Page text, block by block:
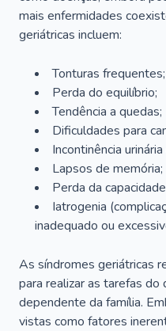
mais enfermidades
geriátricas incluem:
Tonturas frequentes;
Perda do equilíbrio;
Tendência a quedas;
Dificuldades para
Incontinência
Lapsos de memória;
Perda da
Iatrogenia
inadequado ou
As síndromes geriátricas
para realizar as tarefas do
dependente da família.
vistas como fatores